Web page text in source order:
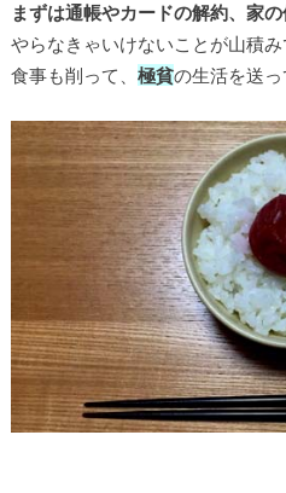
まずは通帳やカードの解約、家
やらなきゃいけないことが山積み
食事も削って、 極貧の生活を送っ